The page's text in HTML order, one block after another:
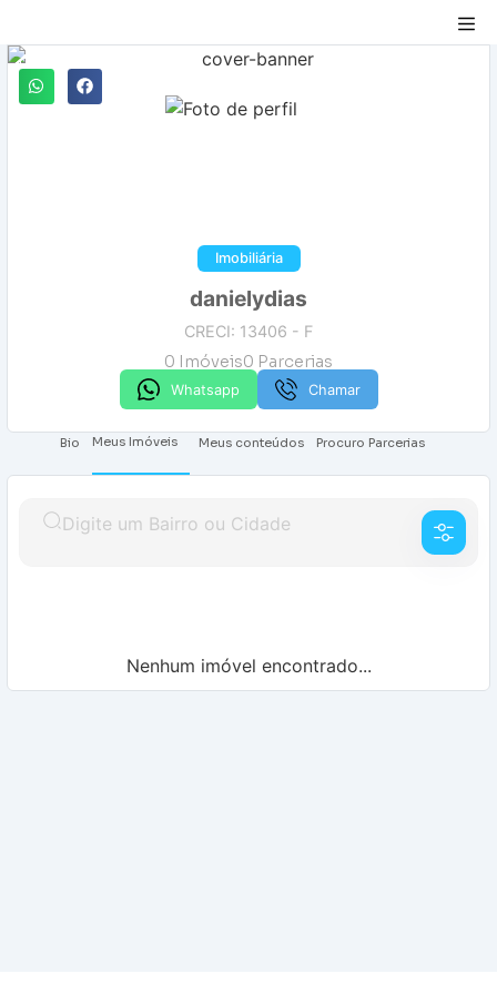
Imobiliária
danielydias
CRECI: 13406 - F
0 Imóveis0 Parcerias
Whatsapp Chamar
Compartilhar
Bio Meus Imóveis Meus conteúdos Procuro Parcerias
Nenhum imóvel encontrado...